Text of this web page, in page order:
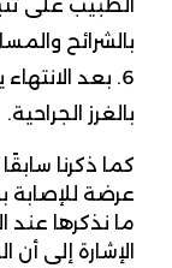
الطبيب على
بالشرائح
بعد
بالغرز الجراحية.
كما ذكرنا
عرضة للإصابة
ما نذكرها
الإشارة إلى